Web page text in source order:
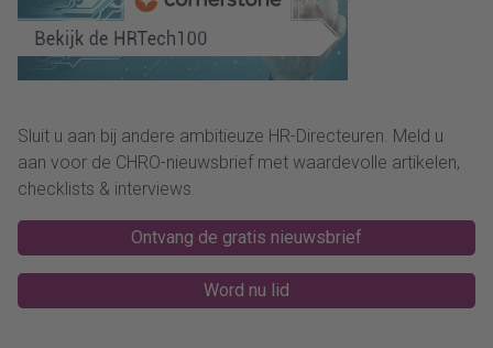
Sluit u aan bij andere ambitieuze HR-Directeuren. Meld u
aan voor de CHRO-nieuwsbrief met waardevolle artikelen,
checklists & interviews.
Ontvang de gratis nieuwsbrief
Word nu lid